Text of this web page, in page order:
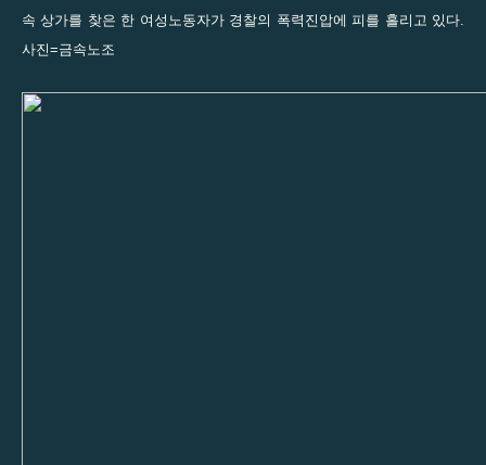
속 상가를 찾은 한 여성노동자가 경찰의 폭력진압에 피를 흘리고 있다.
사진=금속노조